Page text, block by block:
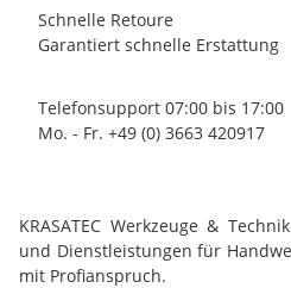
Schnelle Retoure
Garantiert schnelle Erstattung
Telefonsupport 07:00 bis 17:00
Mo. - Fr. +49 (0) 3663 420917
KRASATEC Werkzeuge &
und Dienstleistungen für
mit Profianspruch.